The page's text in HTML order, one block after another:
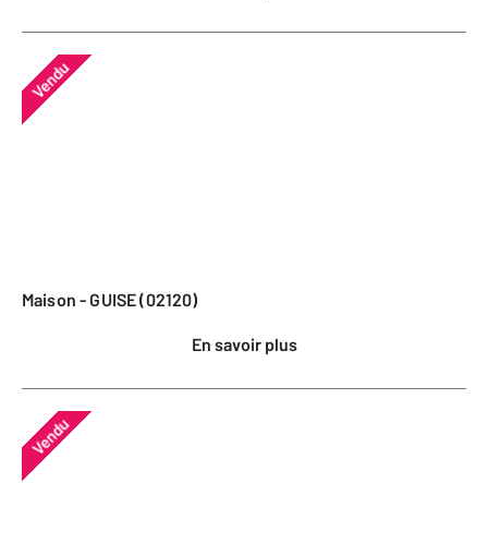
Vendu
Maison - GUISE (02120)
En savoir plus
Vendu